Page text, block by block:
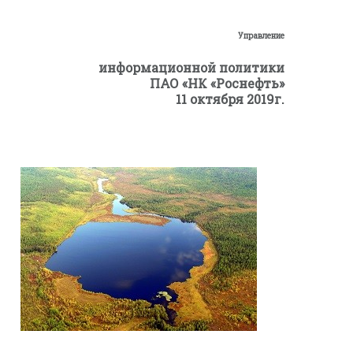
Управление
информационной политики
ПАО «НК «Роснефть»
11 октября 2019г.